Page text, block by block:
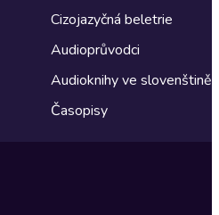
Cizojazyčná beletrie
Audioprůvodci
Audioknihy ve slovenštině
Časopisy